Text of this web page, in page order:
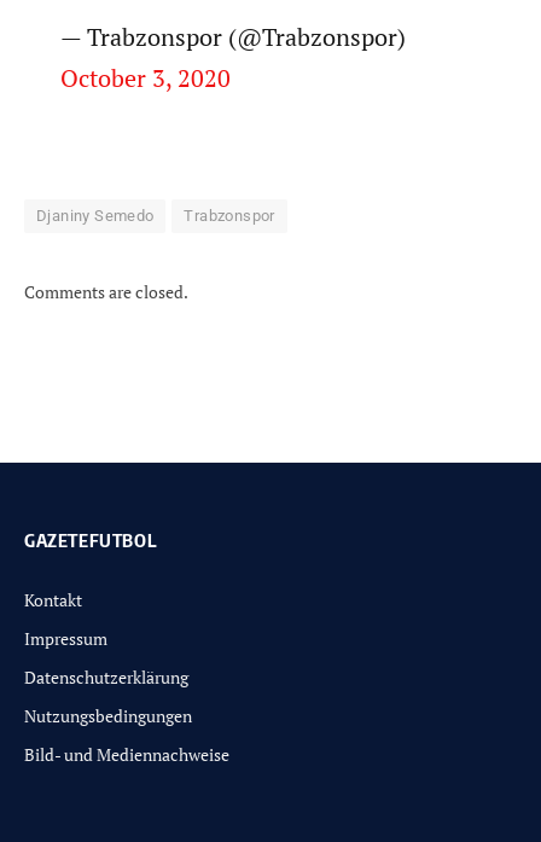
— Trabzonspor (@Trabzonspor)
October 3, 2020
Djaniny Semedo Trabzonspor
Comments are closed.
GAZETEFUTBOL
Kontakt
Impressum
Datenschutzerklärung
Nutzungsbedingungen
Bild- und Mediennachweise